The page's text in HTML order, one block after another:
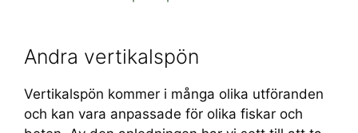
Andra vertikalspön
Vertikalspön kommer i många olika utföranden
och kan vara anpassade för olika fiskar och